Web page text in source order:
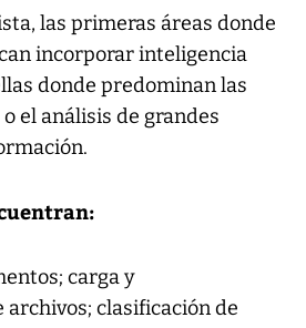
las primeras áreas donde
incorporar inteligencia
donde predominan las
el análisis de grandes
carga y
clasificación de